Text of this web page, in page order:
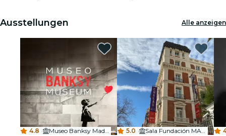
Ausstellungen Alle anzeigen
4.8 ·
Museo Banksy Madrid
5.0 ·
Sala Fundación MAPFRE Recoletos